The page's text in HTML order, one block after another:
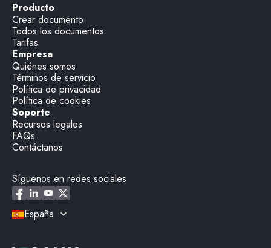
Producto
Crear documento
Todos los documentos
Tarifas
Empresa
Quiénes somos
Términos de servicio
Política de privacidad
Política de cookies
Soporte
Recursos legales
FAQs
Contáctanos
Síguenos en redes sociales
España